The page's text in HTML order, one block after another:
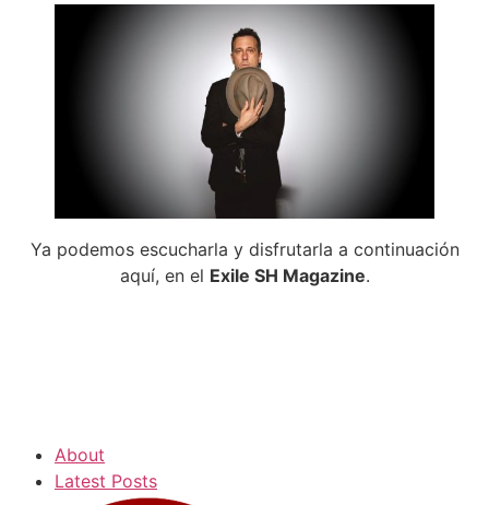
Ya podemos escucharla y disfrutarla a continuación
aquí, en el Exile SH Magazine.
About
Latest Posts